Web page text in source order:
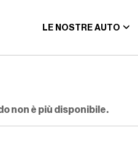
LE NOSTRE AUTO
non è più disponibile.